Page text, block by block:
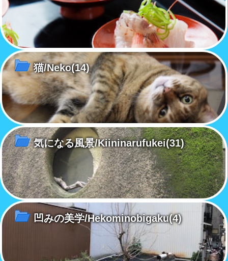
猫/Neko(14)
気になる風景/Kiininarufukei(31)
凹みの美学/Hekominobigaku(4)